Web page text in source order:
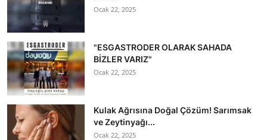
Ocak 22, 2025
"ESGASTRODER OLARAK SAHADA
BİZLER VARIZ"
Ocak 22, 2025
Kulak Ağrısına Doğal Çözüm! Sarımsak
ve Zeytinyağı...
Ocak 22, 2025